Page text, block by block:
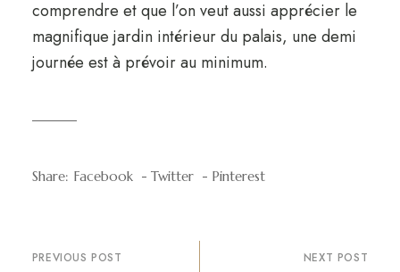
comprendre et que l’on veut aussi apprécier le
magnifique jardin intérieur du palais, une demi
journée est à prévoir au minimum.
Share: Facebook Twitter Pinterest
PREVIOUS POST NEXT POST